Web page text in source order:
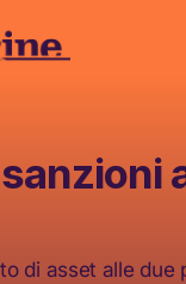
di asset alle due